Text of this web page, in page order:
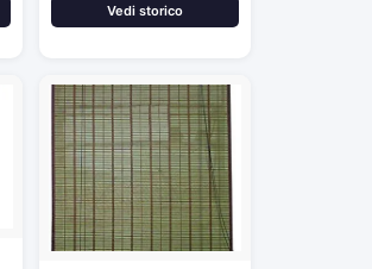
Vedi storico